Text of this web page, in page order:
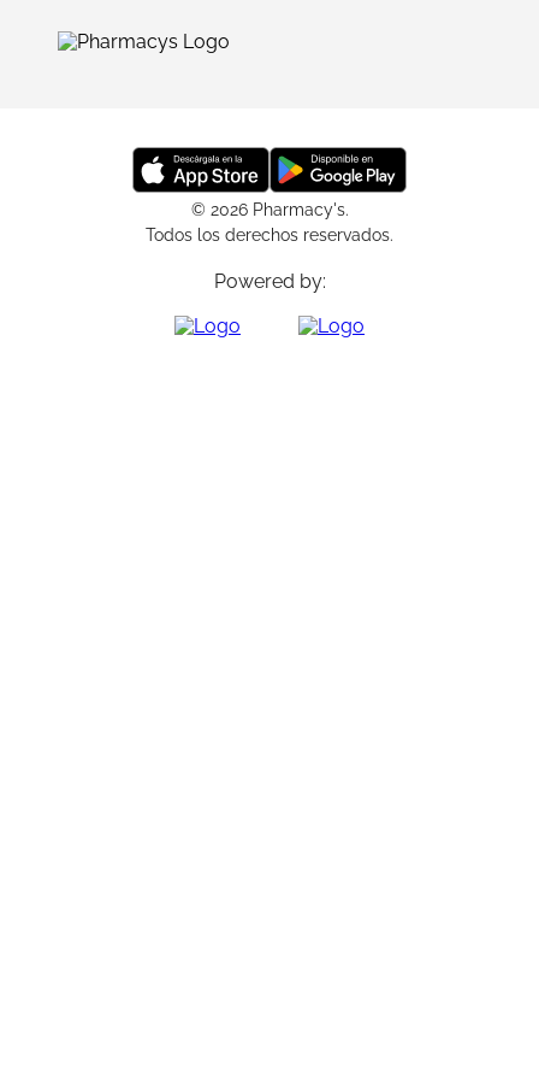
© 2026 Pharmacy's.
Todos los derechos reservados.
Powered by: